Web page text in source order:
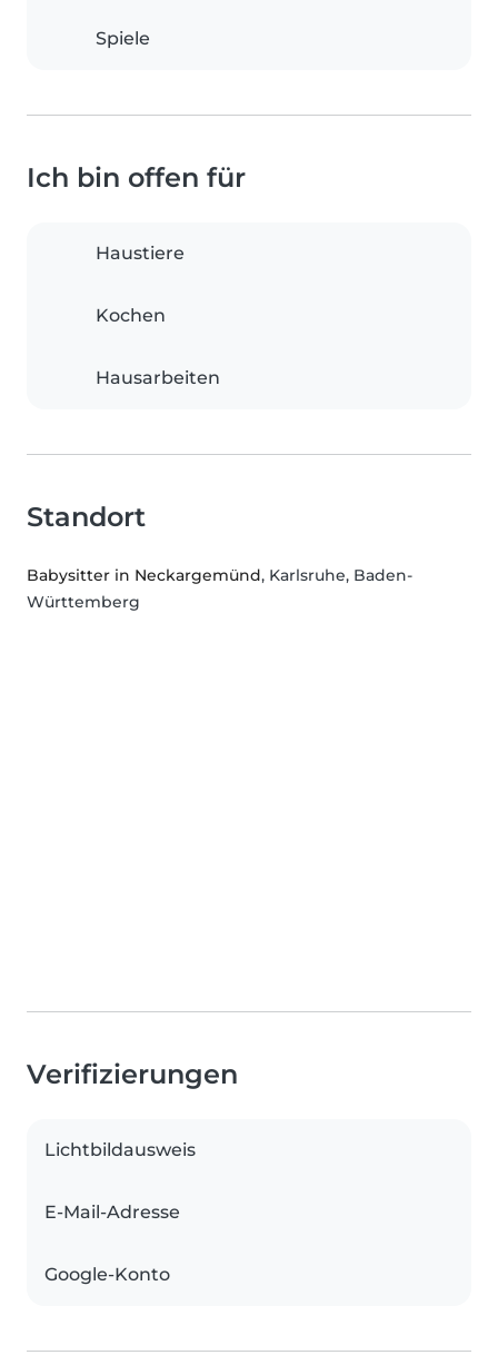
Spiele
Ich bin offen für
Haustiere
Kochen
Hausarbeiten
Standort
Babysitter in Neckargemünd, Karlsruhe, Baden-
Württemberg
Verifizierungen
Lichtbildausweis
E-Mail-Adresse
Google-Konto